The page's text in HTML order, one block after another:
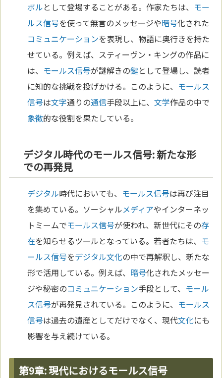
ボルとして登場することがある。作家たちは、 モー
ルス信号を使って無言のメッセージや暗号化された
コミュニケーションを表現し、物語に奥行きを持た
せている。例えば、スティーヴン・キングの作品に
は、 モールス信号が謎解きの鍵として登場し、読者
に知的な挑戦を投げかける。このように、 モールス
信号は文字通りの通信手段以上に、文学作品の中で
象徴的な役割を果たしている。
デジタル時代のモールス信号: 新たな形
での再発見
デジタル時代においても、 モールス信号は再び注目
を集めている。ソーシャルメディアやインターネッ
トミームでモールス信号が使われ、新世代にその存
在を知らせるツールとなっている。若者たちは、 モ
ールス信号をデジタル文化の中で再解釈し、新たな
形で活用している。例えば、 暗号化されたメッセー
ジや秘密のコミュニケーション手段として、 モール
ス信号が再発見されている。このように、 モールス
信号は過去の遺産としてだけでなく、現代文化にも
影響を与え続けている。
第9章: 現代におけるモールス信号